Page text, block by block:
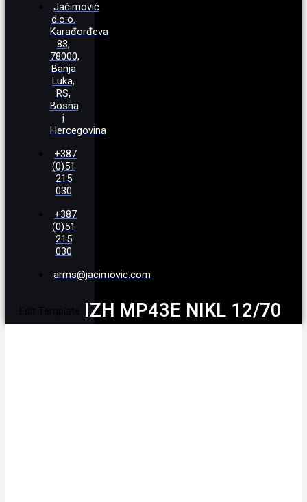
Jaćimović
d.o.o.
Karađorđeva
83,
78000,
Banja
Luka,
RS,
Bosna
i
Hercegovina
+387
(0)51
215
030
+387
(0)51
215
030
arms@jacimovic.com
Edit Template IZH MP43E NIKL 12/70